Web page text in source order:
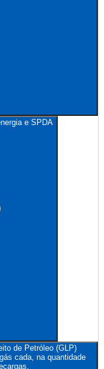
e SPDA
de Petróleo (GLP)
cada, na quantidade